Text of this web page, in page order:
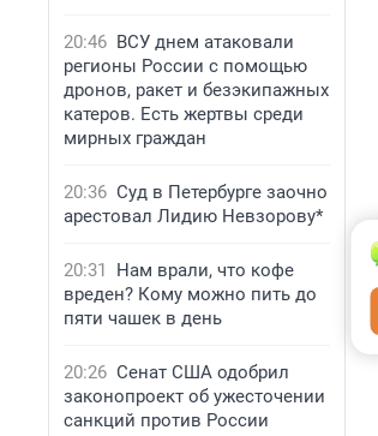
20:46 ВСУ днем атаковали
регионы России с помощью
дронов, ракет и безэкипажных
катеров. Есть жертвы среди
мирных граждан
20:36 Суд в Петербурге заочно
арестовал Лидию Невзорову*
20:31
Нам врали, что кофе
вреден? Кому можно пить до
пяти чашек в день
20:26 Сенат США одобрил
законопроект об ужесточении
санкций против России